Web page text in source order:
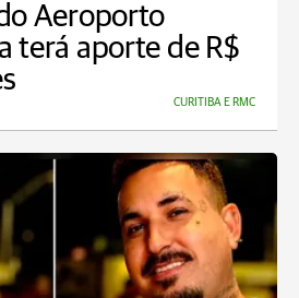
Aeroporto
terá aporte de R$
CURITIBA E RMC